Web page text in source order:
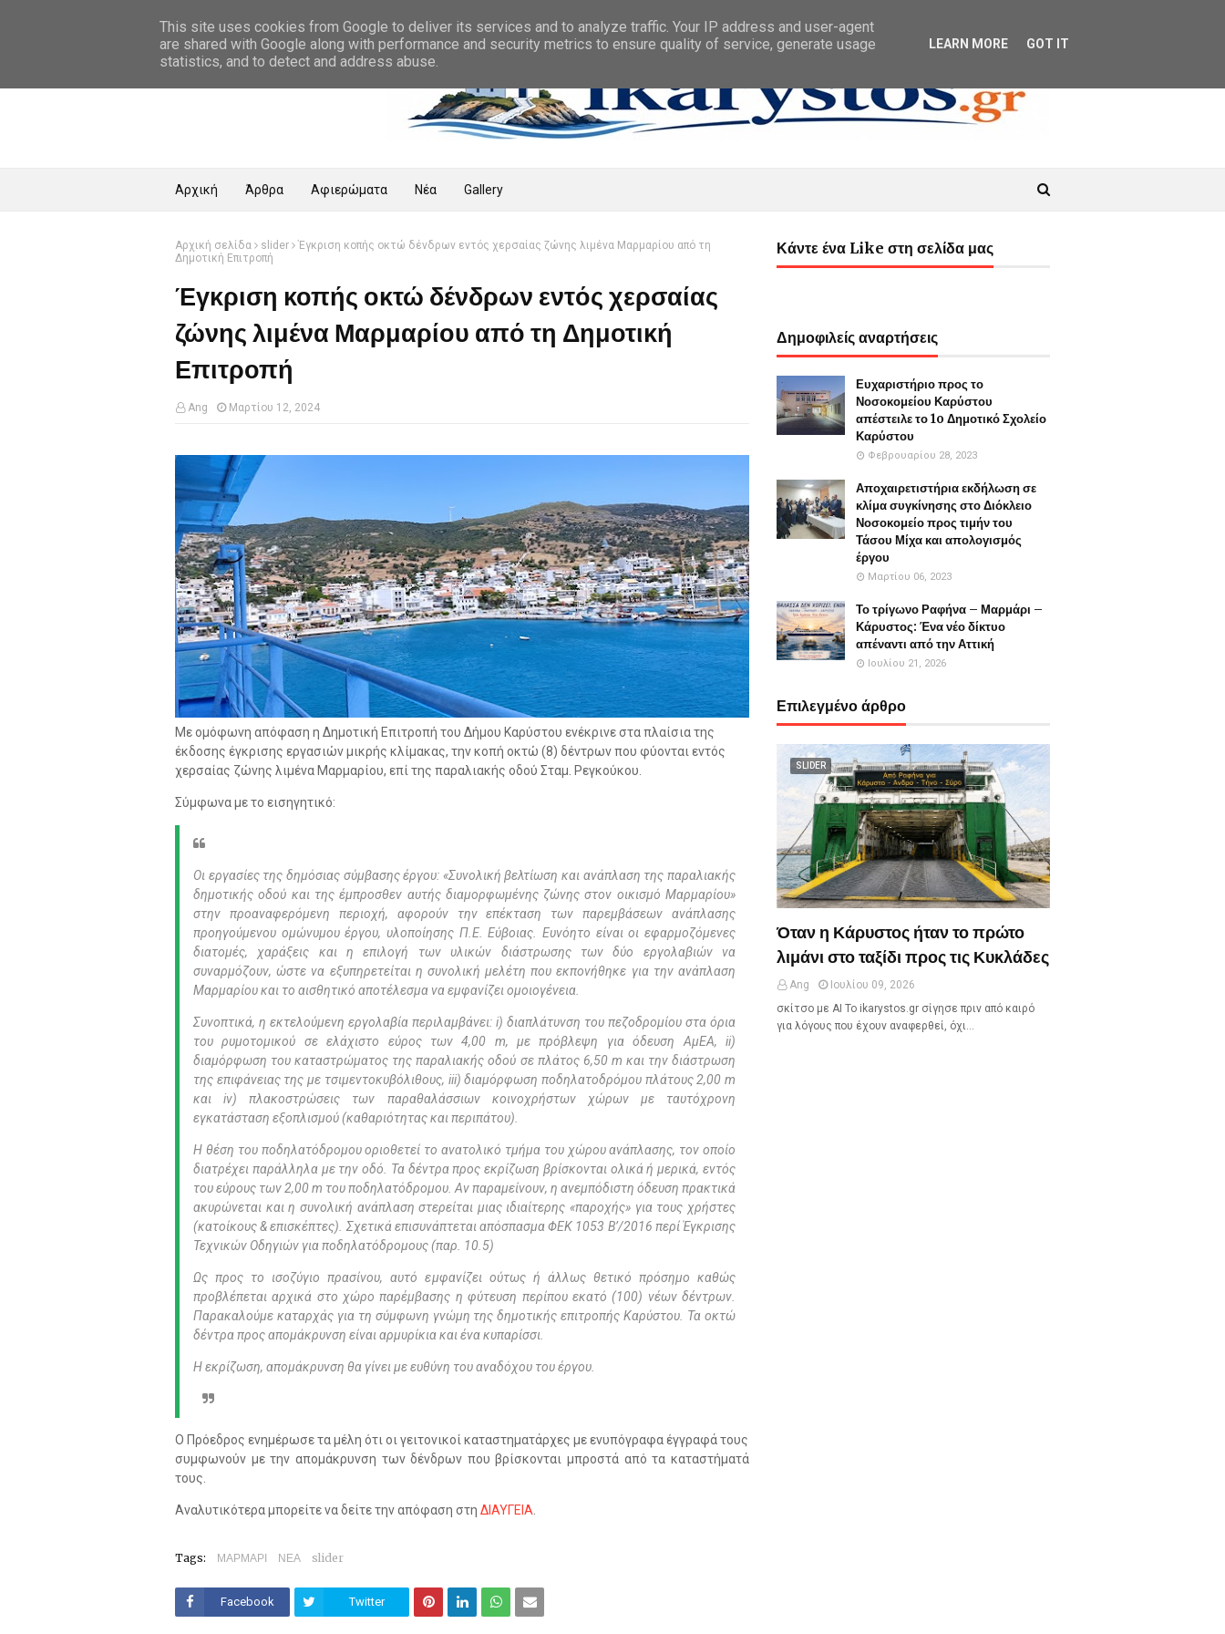
Αρχική Άρθρα Αφιερώματα Νέα Gallery
Αρχική σελίδα slider
Έγκριση κοπής οκτώ δένδρων εντός χερσαίας ζώνης λιμένα Μαρμαρίου από τη
Δημοτική Επιτροπή
Έγκριση κοπής οκτώ δένδρων εντός χερσαίας
ζώνης λιμένα Μαρμαρίου από τη Δημοτική
Επιτροπή
Ang Μαρτίου 12, 2024
Με ομόφωνη απόφαση η Δημοτική Επιτροπή του Δήμου Καρύστου ενέκρινε στα πλαίσια της
έκδοσης έγκρισης εργασιών μικρής κλίμακας, την κοπή οκτώ (8) δέντρων που φύονται εντός
χερσαίας ζώνης λιμένα Μαρμαρίου, επί της παραλιακής οδού Σταμ. Ρεγκούκου.
Σύμφωνα με το εισηγητικό:
Οι εργασίες της δημόσιας σύμβασης έργου: «Συνολική βελτίωση και ανάπλαση της παραλιακής
δημοτικής οδού και της έμπροσθεν αυτής διαμορφωμένης ζώνης στον οικισμό Μαρμαρίου»
στην προαναφερόμενη περιοχή, αφορούν την επέκταση των παρεμβάσεων ανάπλασης
προηγούμενου ομώνυμου έργου, υλοποίησης Π.Ε. Εύβοιας. Ευνόητο είναι οι εφαρμοζόμενες
διατομές, χαράξεις και η επιλογή των υλικών διάστρωσης των δύο εργολαβιών να
συναρμόζουν, ώστε να εξυπηρετείται η συνολική μελέτη που εκπονήθηκε για την ανάπλαση
Μαρμαρίου και το αισθητικό αποτέλεσμα να εμφανίζει ομοιογένεια.
Συνοπτικά, η εκτελούμενη εργολαβία περιλαμβάνει: i) διαπλάτυνση του πεζοδρομίου στα όρια
του ρυμοτομικού σε ελάχιστο εύρος των 4,00 m, με πρόβλεψη για όδευση ΑμΕΑ, ii)
διαμόρφωση του καταστρώματος της παραλιακής οδού σε πλάτος 6,50 m και την διάστρωση
της επιφάνειας της με τσιμεντοκυβόλιθους, iii) διαμόρφωση ποδηλατοδρόμου πλάτους 2,00 m
και iv) πλακoστρώσεις των παραθαλάσσιων κοινοχρήστων χώρων με ταυτόχρονη
εγκατάσταση εξοπλισμού (καθαριότητας και περιπάτου).
Η θέση του ποδηλατόδρομου οριοθετεί το ανατολικό τμήμα του χώρου ανάπλασης, τον οποίο
διατρέχει παράλληλα με την οδό. Τα δέντρα προς εκρίζωση βρίσκονται ολικά ή μερικά, εντός
του εύρους των 2,00 m του ποδηλατόδρομου. Αν παραμείνουν, η ανεμπόδιστη όδευση πρακτικά
ακυρώνεται και η συνολική ανάπλαση στερείται μιας ιδιαίτερης «παροχής» για τους χρήστες
(κατοίκους & επισκέπτες). Σχετικά επισυνάπτεται απόσπασμα ΦΕΚ 1053 Β’/2016 περί Έγκρισης
Τεχνικών Οδηγιών για ποδηλατόδρομους (παρ. 10.5)
Ως προς το ισοζύγιο πρασίνου, αυτό εμφανίζει ούτως ή άλλως θετικό πρόσημο καθώς
προβλέπεται αρχικά στο χώρο παρέμβασης η φύτευση περίπου εκατό (100) νέων δέντρων.
Παρακαλούμε καταρχάς για τη σύμφωνη γνώμη της δημοτικής επιτροπής Καρύστου. Τα οκτώ
δέντρα προς απομάκρυνση είναι αρμυρίκια και ένα κυπαρίσσι.
Η εκρίζωση, απομάκρυνση θα γίνει με ευθύνη του αναδόχου του έργου.
Ο Πρόεδρος ενημέρωσε τα μέλη ότι οι γειτονικοί καταστηματάρχες με ενυπόγραφα έγγραφά τους
συμφωνούν με την απομάκρυνση των δένδρων που βρίσκονται μπροστά από τα καταστήματά
τους.
Αναλυτικότερα μπορείτε να δείτε την απόφαση στη ΔΙΑΥΓΕΙΑ
Tags: ΜΑΡΜΑΡΙ ΝΕΑ slider
Facebook Twitter
Κάντε ένα Like στη σελίδα μας
Δημοφιλείς αναρτήσεις
Ευχαριστήριο προς το
Νοσοκομείου Καρύστου
απέστειλε το 1o Δημοτικό Σχολείο
Καρύστου
Φεβρουαρίου 28, 2023
Αποχαιρετιστήρια εκδήλωση σε
κλίμα συγκίνησης στο Διόκλειο
Νοσοκομείο προς τιμήν του
Τάσου Μίχα και απολογισμός
έργου
Μαρτίου 06, 2023
Το τρίγωνο Ραφήνα – Μαρμάρι –
Κάρυστος: Ένα νέο δίκτυο
απέναντι από την Αττική
Ιουλίου 21, 2026
Επιλεγμένο άρθρο
SLIDER
Όταν η Κάρυστος ήταν το πρώτο
λιμάνι στο ταξίδι προς τις Κυκλάδες
Ang
Ιουλίου 09, 2026
σκίτσο με ΑΙ Το ikarystos.gr σίγησε πριν από καιρό
για λόγους που έχουν αναφερθεί, όχι…
This site uses cookies from Google to deliver its services and to analyze traffic. Your IP address and user-agent
are shared with Google along with performance and security metrics to ensure quality of service, generate usage
statistics, and to detect and address abuse.
LEARN MORE GOT IT